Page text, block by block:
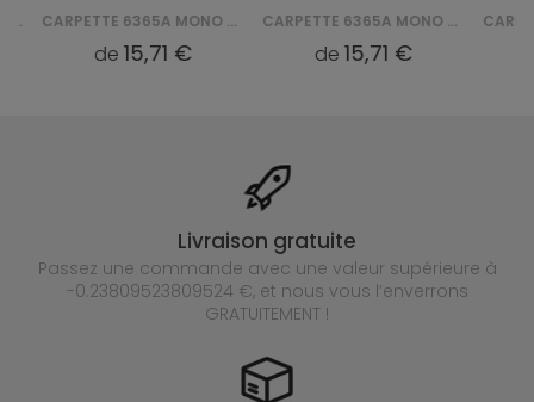
CARPETTE 6365A MONO CHODNIK GNH - ZIELONY
de15,71 €
CARPETTE 6365A MONO CHODNIK GNH - CZERWONY
de15,71 €
Livraison gratuite
Passez une commande avec une valeur supérieure à
-0.23809523809524 €, et nous vous l’enverrons
GRATUITEMENT !